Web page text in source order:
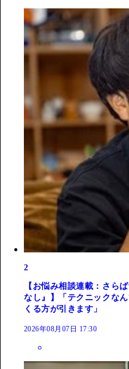
2
【お悩み相談連載：さら
なし』】「テクニックな
くる方が引きます」
2026年08月07日 17:30